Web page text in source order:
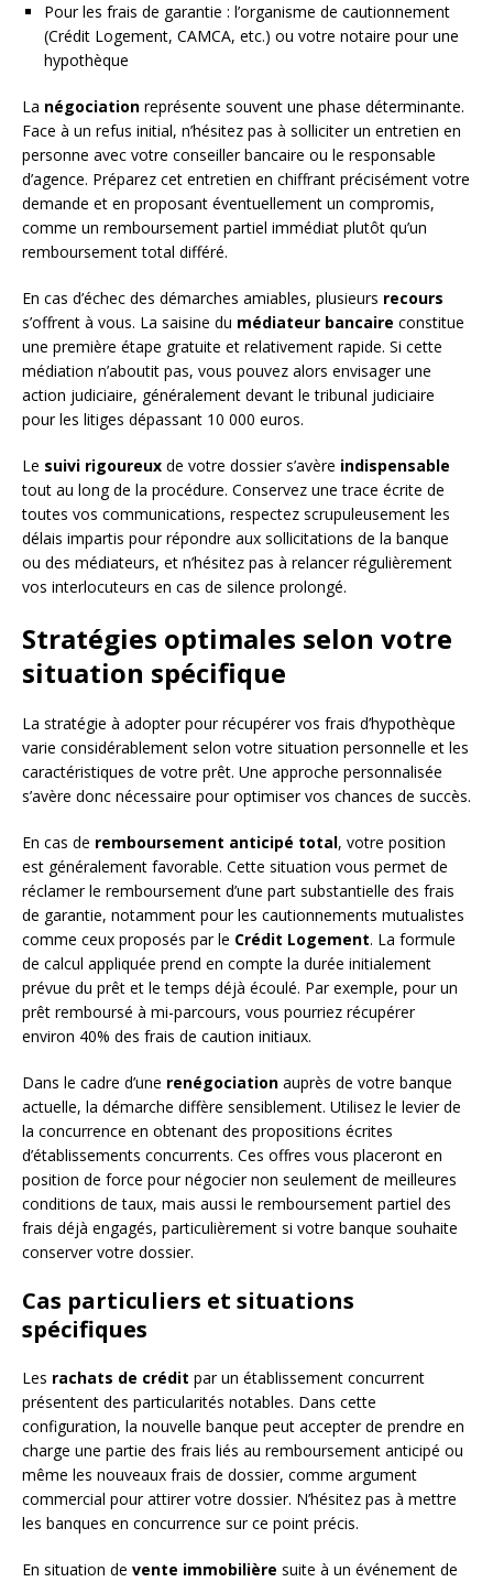
Pour les frais de garantie : l’organisme de cautionnement
(Crédit Logement, CAMCA, etc.) ou votre notaire pour une
hypothèque
La négociation représente souvent une phase déterminante.
Face à un refus initial, n’hésitez pas à solliciter un entretien en
personne avec votre conseiller bancaire ou le responsable
d’agence. Préparez cet entretien en chiffrant précisément votre
demande et en proposant éventuellement un compromis,
comme un remboursement partiel immédiat plutôt qu’un
remboursement total différé.
En cas d’échec des démarches amiables, plusieurs recours
s’offrent à vous. La saisine du médiateur bancaire constitue
une première étape gratuite et relativement rapide. Si cette
médiation n’aboutit pas, vous pouvez alors envisager une
action judiciaire, généralement devant le tribunal judiciaire
pour les litiges dépassant 10 000 euros.
Le suivi rigoureux de votre dossier s’avère indispensable
tout au long de la procédure. Conservez une trace écrite de
toutes vos communications, respectez scrupuleusement les
délais impartis pour répondre aux sollicitations de la banque
ou des médiateurs, et n’hésitez pas à relancer régulièrement
vos interlocuteurs en cas de silence prolongé.
Stratégies optimales selon votre
situation spécifique
La stratégie à adopter pour récupérer vos frais d’hypothèque
varie considérablement selon votre situation personnelle et les
caractéristiques de votre prêt. Une approche personnalisée
s’avère donc nécessaire pour optimiser vos chances de succès.
En cas de remboursement anticipé total, votre position
est généralement favorable. Cette situation vous permet de
réclamer le remboursement d’une part substantielle des frais
de garantie, notamment pour les cautionnements mutualistes
comme ceux proposés par le Crédit Logement. La formule
de calcul appliquée prend en compte la durée initialement
prévue du prêt et le temps déjà écoulé. Par exemple, pour un
prêt remboursé à mi-parcours, vous pourriez récupérer
environ 40% des frais de caution initiaux.
Dans le cadre d’une renégociation auprès de votre banque
actuelle, la démarche diffère sensiblement. Utilisez le levier de
la concurrence en obtenant des propositions écrites
d’établissements concurrents. Ces offres vous placeront en
position de force pour négocier non seulement de meilleures
conditions de taux, mais aussi le remboursement partiel des
frais déjà engagés, particulièrement si votre banque souhaite
conserver votre dossier.
Cas particuliers et situations
spécifiques
Les rachats de crédit par un établissement concurrent
présentent des particularités notables. Dans cette
configuration, la nouvelle banque peut accepter de prendre en
charge une partie des frais liés au remboursement anticipé ou
même les nouveaux frais de dossier, comme argument
commercial pour attirer votre dossier. N’hésitez pas à mettre
les banques en concurrence sur ce point précis.
En situation de vente immobilière suite à un événement de